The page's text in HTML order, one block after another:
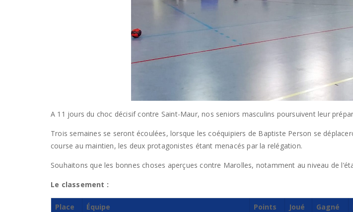
A 11 jours du choc décisif contre Saint-Maur, nos seniors masculins poursuivent leur
Trois semaines se seront écoulées, lorsque les coéquipiers de Baptiste Person se
course au maintien, les deux protagonistes étant menacés par la relégation.
Souhaitons que les bonnes choses aperçues contre Marolles, notamment au niveau de
Le classement :
Place Équipe Points Joué Gagné